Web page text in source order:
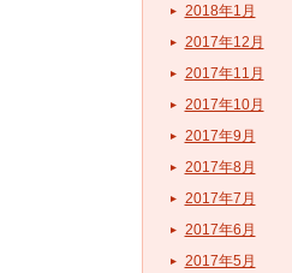
2018年1月
2017年12月
2017年11月
2017年10月
2017年9月
2017年8月
2017年7月
2017年6月
2017年5月